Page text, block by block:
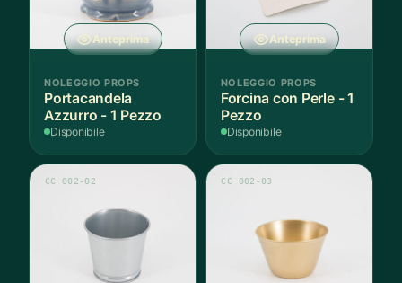
Anteprima
NOLEGGIO PROPS
Portacandela
Azzurro - 1 Pezzo
Disponibile
Anteprima
NOLEGGIO PROPS
Forcina con Perle - 1
Pezzo
Disponibile
CC 002-02 CC 002-03